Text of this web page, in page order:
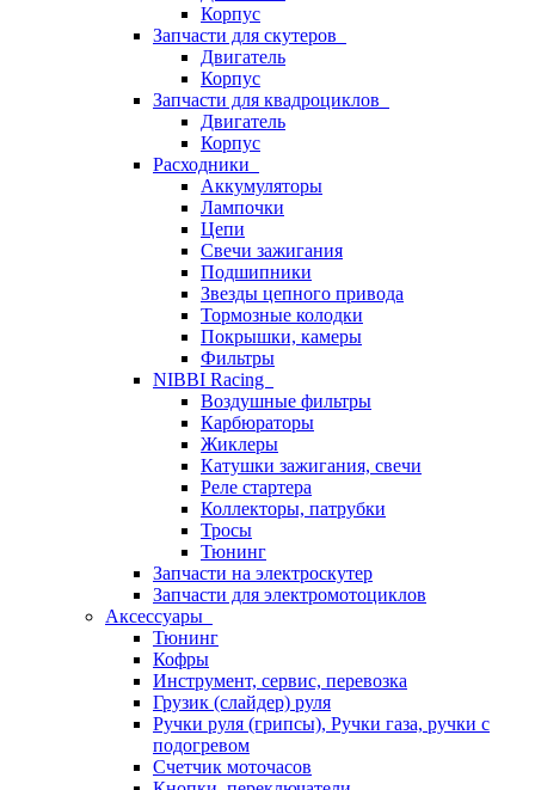
Корпус
Запчасти для скутеров
Двигатель
Корпус
Запчасти для квадроциклов
Двигатель
Корпус
Расходники
Аккумуляторы
Лампочки
Цепи
Свечи зажигания
Подшипники
Звезды цепного привода
Тормозные колодки
Покрышки, камеры
Фильтры
NIBBI Racing
Воздушные фильтры
Карбюраторы
Жиклеры
Катушки зажигания, свечи
Реле стартера
Коллекторы, патрубки
Тросы
Тюнинг
Запчасти на электроскутер
Запчасти для электромотоциклов
Аксессуары
Тюнинг
Кофры
Инструмент, сервис, перевозка
Грузик (слайдер) руля
Ручки руля (грипсы), Ручки газа, ручки с
подогревом
Счетчик моточасов